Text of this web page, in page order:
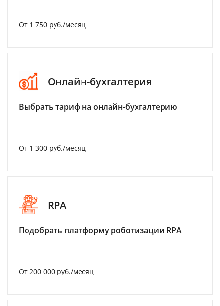
От 1 750 руб./месяц
Онлайн-бухгалтерия
Выбрать тариф на онлайн-бухгалтерию
От 1 300 руб./месяц
RPA
Подобрать платформу роботизации RPA
От 200 000 руб./месяц